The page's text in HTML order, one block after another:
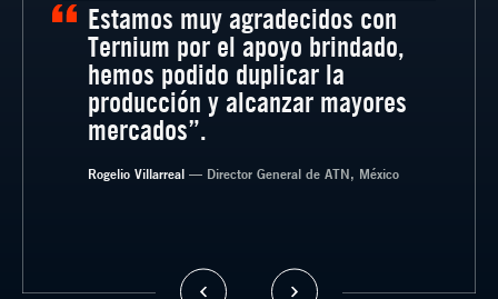
— Socio Gerente de Esteban Cordero SRL,
Estamos muy agradecidos con
Ternium por el apoyo brindado,
hemos podido duplicar la
producción y alcanzar mayores
mercados”.
Rogelio Villarreal— Director General de ATN, México
— Gerente General, SISTEGUA, Guatemala.
— Director de Grupo Bercomat, Argentina